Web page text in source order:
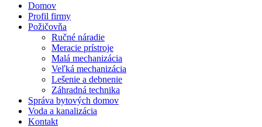
Domov
Profil firmy
Požičovňa
Ručné náradie
Meracie prístroje
Malá mechanizácia
Veľká mechanizácia
Lešenie a debnenie
Záhradná technika
Správa bytových domov
Voda a kanalizácia
Kontakt